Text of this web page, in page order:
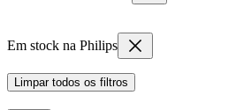
Em stock na Philips
Limpar todos os filtros